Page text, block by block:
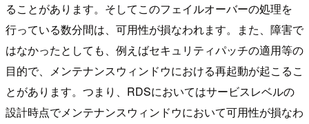
ることがあります。そしてこのフェイルオーバーの処理を
行っている数分間は、可用性が損なわれます。また、障害で
はなかったとしても、例えばセキュリティパッチの適用等の
目的で、メンテナンスウィンドウにおける再起動が起こるこ
とがあります。つまり、RDSにおいてはサービスレベルの
設計時点でメンテナンスウィンドウにおいて可用性が損なわ